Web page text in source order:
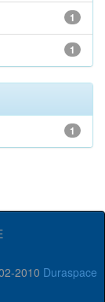
1
1
1
2010 Duraspace